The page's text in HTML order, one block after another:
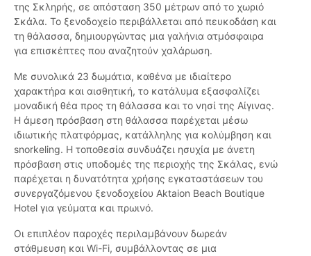
της Σκληρής, σε απόσταση 350 μέτρων από το χωριό
Σκάλα. Το ξενοδοχείο περιβάλλεται από πευκοδάση και
τη θάλασσα, δημιουργώντας μια γαλήνια ατμόσφαιρα
για επισκέπτες που αναζητούν χαλάρωση.
Με συνολικά 23 δωμάτια, καθένα με ιδιαίτερο
χαρακτήρα και αισθητική, το κατάλυμα εξασφαλίζει
μοναδική θέα προς τη θάλασσα και το νησί της Αίγινας.
Η άμεση πρόσβαση στη θάλασσα παρέχεται μέσω
ιδιωτικής πλατφόρμας, κατάλληλης για κολύμβηση και
snorkeling. Η τοποθεσία συνδυάζει ησυχία με άνετη
πρόσβαση στις υποδομές της περιοχής της Σκάλας, ενώ
παρέχεται η δυνατότητα χρήσης εγκαταστάσεων του
συνεργαζόμενου ξενοδοχείου Aktaion Beach Boutique
Hotel για γεύματα και πρωινό.
Οι επιπλέον παροχές περιλαμβάνουν δωρεάν
στάθμευση και Wi-Fi, συμβάλλοντας σε μια